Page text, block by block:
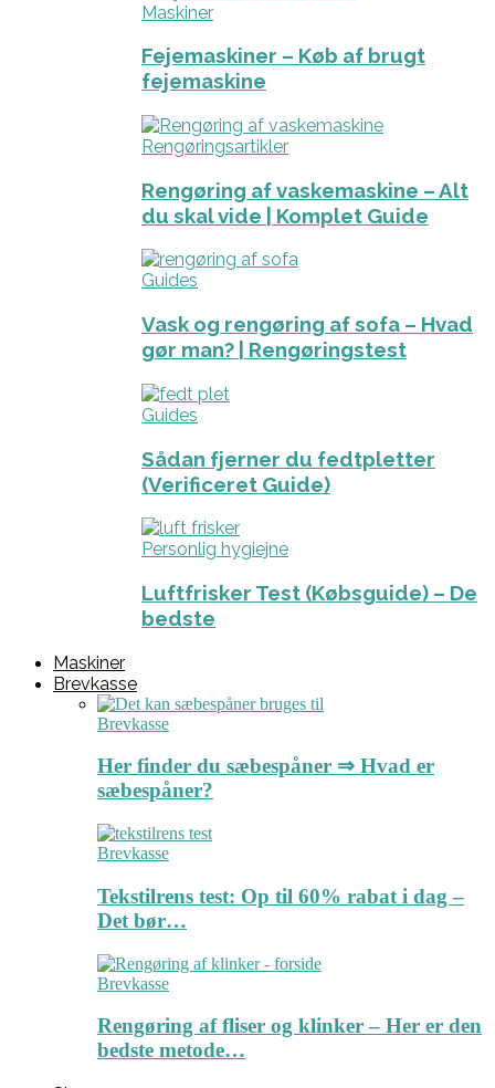
Maskiner
Fejemaskiner – Køb af brugt
fejemaskine
Rengøringsartikler
Rengøring af vaskemaskine – Alt
du skal vide | Komplet Guide
Guides
Vask og rengøring af sofa – Hvad
gør man? | Rengøringstest
Guides
Sådan fjerner du fedtpletter
(Verificeret Guide)
Personlig hygiejne
Luftfrisker Test (Købsguide) – De
bedste
Maskiner
Brevkasse
Brevkasse
Her finder du sæbespåner ⇒ Hvad er
sæbespåner?
Brevkasse
Tekstilrens test: Op til 60% rabat i dag –
Det bør…
Brevkasse
Rengøring af fliser og klinker – Her er den
bedste metode…